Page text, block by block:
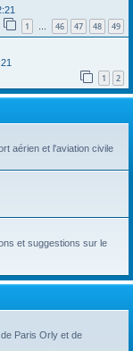
1 … 46 47 48 49
1 2
aérien et l'aviation civile
et suggestions sur le
Paris Orly et de